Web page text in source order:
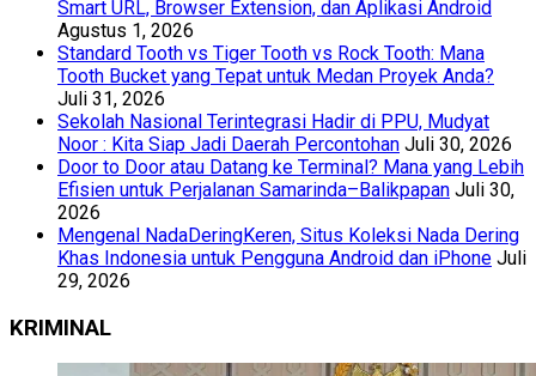
Smart URL, Browser Extension, dan Aplikasi Android
Agustus 1, 2026
Standard Tooth vs Tiger Tooth vs Rock Tooth: Mana
Tooth Bucket yang Tepat untuk Medan Proyek Anda?
Juli 31, 2026
Sekolah Nasional Terintegrasi Hadir di PPU, Mudyat
Noor : Kita Siap Jadi Daerah Percontohan Juli 30, 2026
Door to Door atau Datang ke Terminal? Mana yang Lebih
Efisien untuk Perjalanan Samarinda–Balikpapan Juli 30,
2026
Mengenal NadaDeringKeren, Situs Koleksi Nada Dering
Khas Indonesia untuk Pengguna Android dan iPhone Juli
29, 2026
KRIMINAL